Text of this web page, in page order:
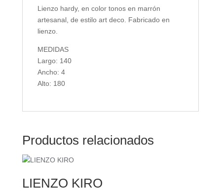
Lienzo hardy, en color tonos en marrón
artesanal, de estilo art deco. Fabricado en
lienzo.
MEDIDAS
Largo: 140
Ancho: 4
Alto: 180
Productos relacionados
LIENZO KIRO